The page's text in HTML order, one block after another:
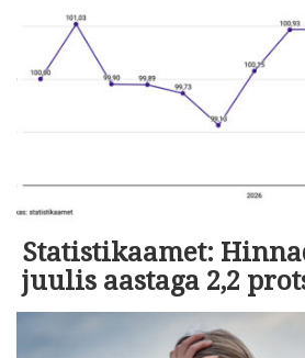
Statistikaamet:
juulis aastaga 2,2